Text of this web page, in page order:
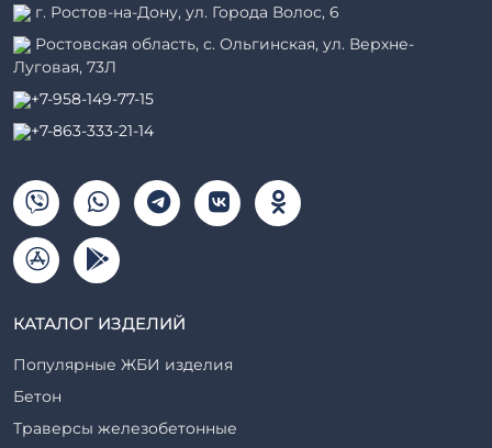
г. Ростов-на-Дону, ул. Города Волос, 6
Ростовская область, с. Ольгинская, ул. Верхне-
Луговая, 73Л
+7-958-149-77-15
+7-863-333-21-14
КАТАЛОГ ИЗДЕЛИЙ
Популярные ЖБИ изделия
Бетон
Траверсы железобетонные